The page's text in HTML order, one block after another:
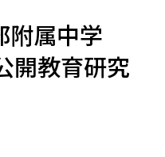
附属中学
教育研究